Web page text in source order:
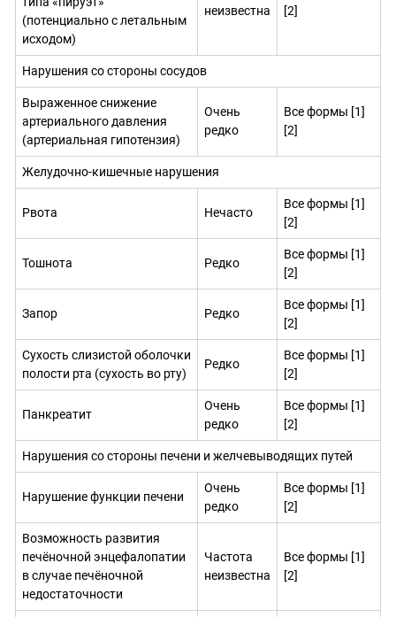
(потенциально с летальным
исходом)
неизвестна [2]
Нарушения со стороны сосудов
Выраженное снижение
артериального давления
(артериальная гипотензия)
Очень
редко
Все формы [1]
[2]
Желудочно-кишечные нарушения
Рвота Нечасто
Все формы [1]
[2]
Тошнота Редко
Все формы [1]
[2]
Запор Редко
Все формы [1]
[2]
Сухость слизистой оболочки
полости рта (сухость во рту)
Редко
Все формы [1]
[2]
Панкреатит
Очень
редко
Все формы [1]
[2]
Нарушения со стороны печени и желчевыводящих путей
Нарушение функции печени
Очень
редко
Все формы [1]
[2]
Возможность развития
печёночной энцефалопатии
в случае печёночной
недостаточности
Частота
неизвестна
Все формы [1]
[2]